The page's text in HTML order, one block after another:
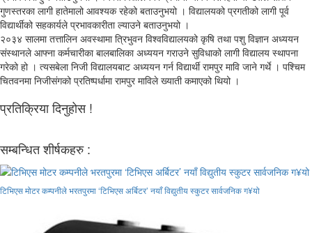
गुणस्तरका लागी हातेमालो आवश्यक रहेको बताउनुभयो । विद्यालयको प्रगतीको लागी पूर्व
विद्यार्थीको सहकार्यले प्रभावकारीता ल्याउने बताउनुभयो ।
२०३४ सालमा तत्तालिन अवस्थामा त्रिभुवन विश्वविद्यालयको कृषि तथा पशु विज्ञान अध्ययन
संस्थानले आफ्ना कर्मचारीका बालबालिका अध्ययन गराउने सुविधाको लागी विद्यालय स्थापना
गरेको हो । त्यसबेला निजी विद्यालयबाट अध्ययन गर्न विद्यार्थी रामपुर मावि जाने गर्थे । पश्चिम
चितवनमा निजीसंगको प्रतिष्पर्धामा रामपुर माविले ख्याती कमाएको थियो ।
प्रतिक्रिया दिनुहोस !
सम्बन्धित शीर्षकहरु :
टिभिएस मोटर कम्पनीले भरतपुरमा ‘टिभिएस अर्बिटर’ नयाँ विद्युतीय स्कुटर सार्वजनिक ग¥यो